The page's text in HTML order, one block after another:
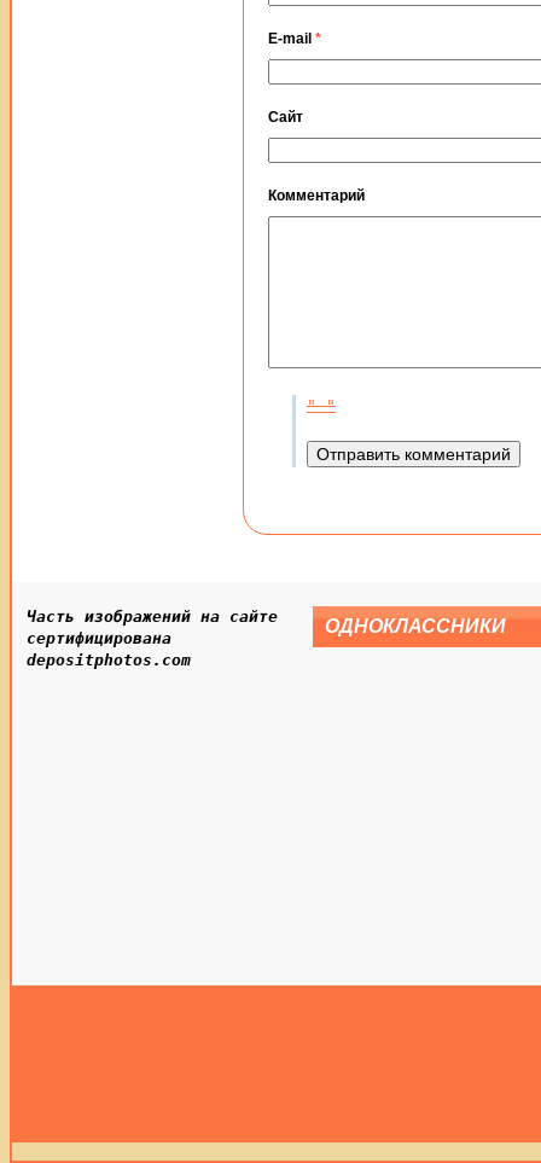
E-mail *
Сайт
Комментарий
Часть изображений на сайте
сертифицирована
depositphotos.com
ОДНОКЛАССНИКИ